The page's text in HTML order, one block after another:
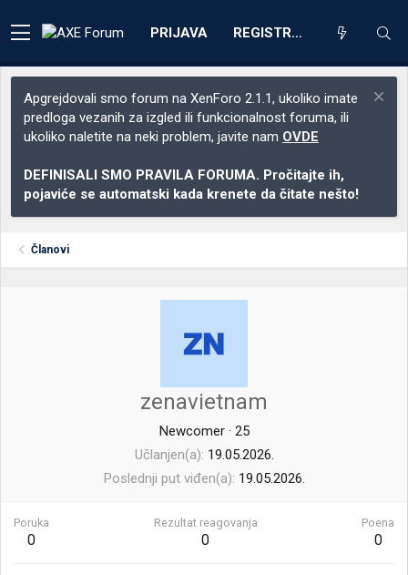
PRIJAVA REGISTRACIJA
Apgrejdovali smo forum na XenForo 2.1.1, ukoliko imate
predloga vezanih za izgled ili funkcionalnost foruma, ili
ukoliko naletite na neki problem, javite nam OVDE
DEFINISALI SMO PRAVILA FORUMA. Pročitajte ih,
pojaviće se automatski kada krenete da čitate nešto!
Članovi
zenavietnam
Newcomer · 25
Učlanjen(a) 19.05.2026.
Poslednji put viđen(a) 19.05.2026.
Poruka
0
Rezultat reagovanja
0
Poena
0